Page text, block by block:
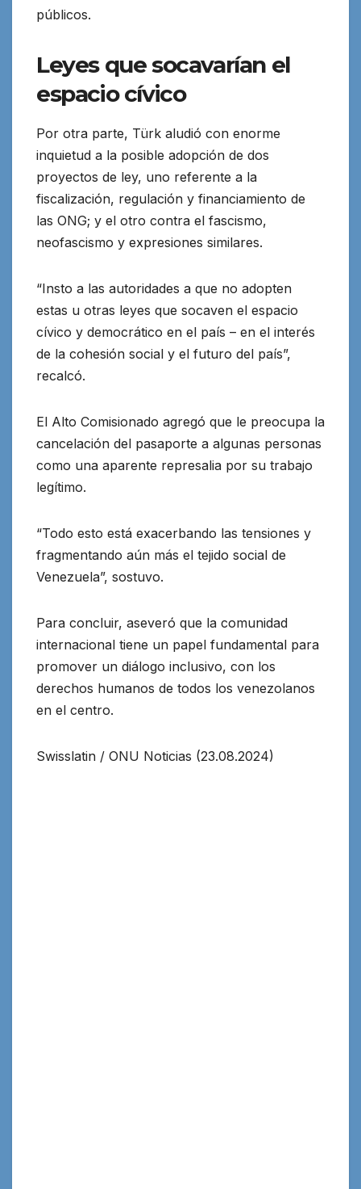
públicos.
Leyes que socavarían el
espacio cívico
Por otra parte, Türk aludió con enorme
inquietud a la posible adopción de dos
proyectos de ley, uno referente a la
fiscalización, regulación y financiamiento de
las ONG; y el otro contra el fascismo,
neofascismo y expresiones similares.
“Insto a las autoridades a que no adopten
estas u otras leyes que socaven el espacio
cívico y democrático en el país – en el interés
de la cohesión social y el futuro del país”,
recalcó.
El Alto Comisionado agregó que le preocupa la
cancelación del pasaporte a algunas personas
como una aparente represalia por su trabajo
legítimo.
“Todo esto está exacerbando las tensiones y
fragmentando aún más el tejido social de
Venezuela”, sostuvo.
Para concluir, aseveró que la comunidad
internacional tiene un papel fundamental para
promover un diálogo inclusivo, con los
derechos humanos de todos los venezolanos
en el centro.
Swisslatin / ONU Noticias (23.08.2024)